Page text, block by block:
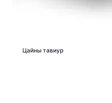
Цайны тавиур